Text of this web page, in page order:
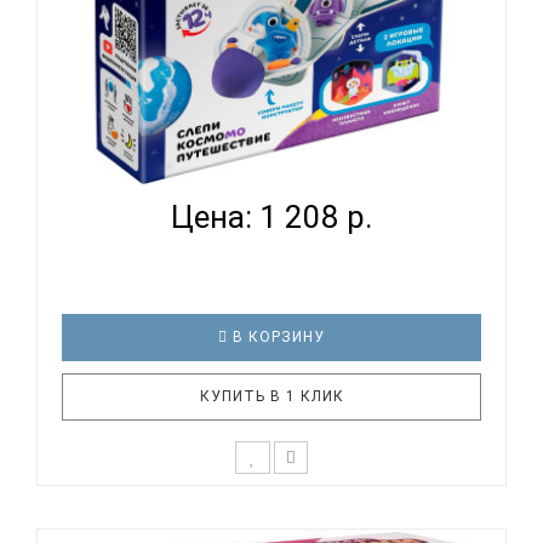
НАБОР ДЛЯ ТВОРЧЕСТВА ПЛАСТИЛИН ЛЕПИ
ЛЕГКО 'КОС...
Цена: 1 208 р.
В КОРЗИНУ
КУПИТЬ В 1 КЛИК
КосмоМо: Создай свое космоМО путешествие! Как